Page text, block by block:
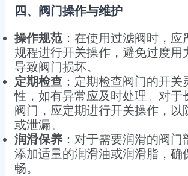
四、阀门操作与维护
操作规范：在使用过滤阀时，应
规程进行开关操作，避免过度用
导致阀门损坏。
定期检查：定期检查阀门的开关
性，如有异常应及时处理。对于
阀门，应定期进行开关操作，以
或泄漏。
润滑保养：对于需要润滑的阀门
添加适量的润滑油或润滑脂，确
畅。